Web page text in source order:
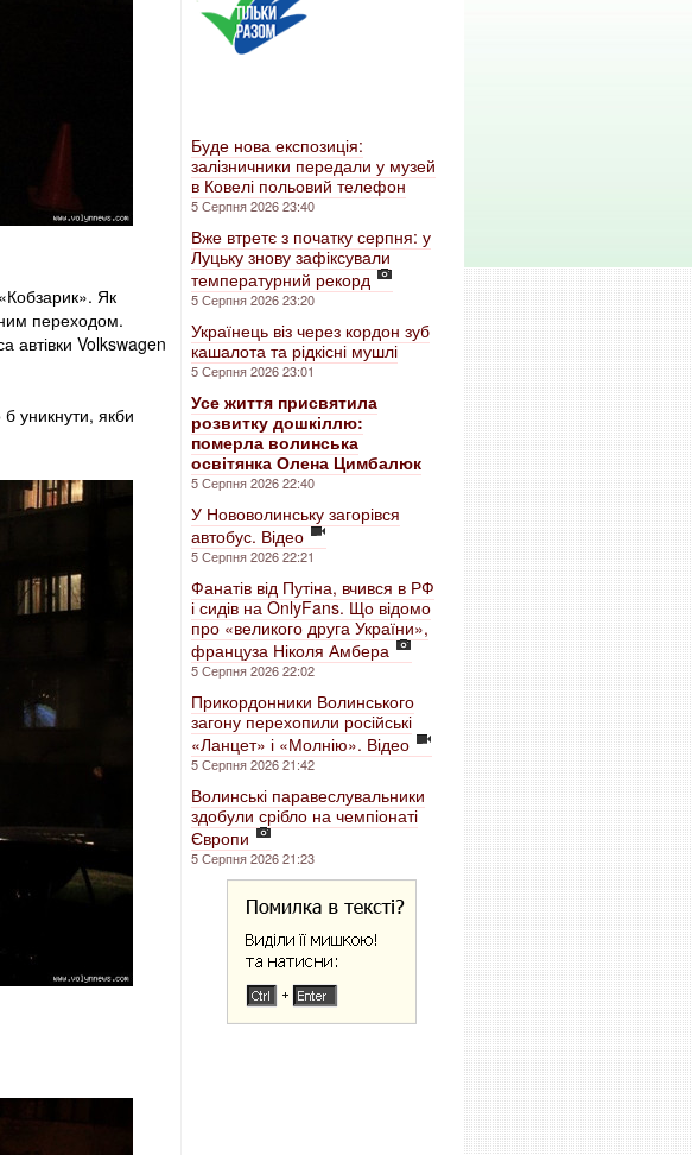
Як
переходом.
автівки Volkswagen
уникнути, якби
Буде нова експозиція:
залізничники передали у музей
в Ковелі польовий телефон
5 Серпня 2026 23:40
Вже втретє з початку серпня: у
Луцьку знову зафіксували
температурний рекорд
5 Серпня 2026 23:20
Українець віз через кордон зуб
кашалота та рідкісні мушлі
5 Серпня 2026 23:01
Усе життя присвятила
розвитку дошкіллю:
померла волинська
освітянка Олена Цимбалюк
5 Серпня 2026 22:40
У Нововолинську загорівся
автобус. Відео
5 Серпня 2026 22:21
Фанатів від Путіна, вчився в РФ
і сидів на OnlyFans. Що відомо
про «великого друга України»,
француза Ніколя Амбера
5 Серпня 2026 22:02
Прикордонники Волинського
загону перехопили російські
«Ланцет» і «Молнію». Відео
5 Серпня 2026 21:42
Волинські паравеслувальники
здобули срібло на чемпіонаті
Європи
5 Серпня 2026 21:23